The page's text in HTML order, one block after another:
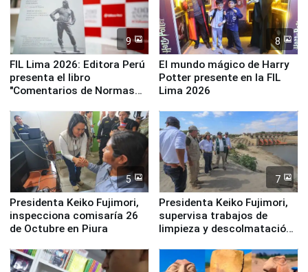
9
FIL Lima 2026: Editora Perú
presenta el libro
"Comentarios de Normas
Derecho Colectivo"
8
El mundo mágico de Harry
Potter presente en la FIL
Lima 2026
5
Presidenta Keiko Fujimori,
inspecciona comisaría 26
de Octubre en Piura
7
Presidenta Keiko Fujimori,
supervisa trabajos de
limpieza y descolmatación